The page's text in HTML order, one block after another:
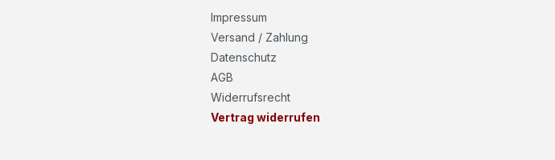
Impressum
Versand / Zahlung
Datenschutz
AGB
Widerrufsrecht
Vertrag widerrufen